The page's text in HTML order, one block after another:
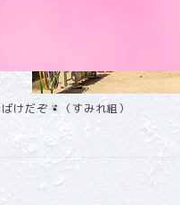
ばけだぞ （すみれ組）